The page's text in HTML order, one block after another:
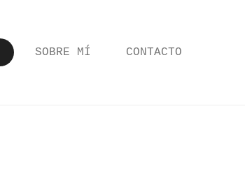
SOBRE MÍ CONTACTO